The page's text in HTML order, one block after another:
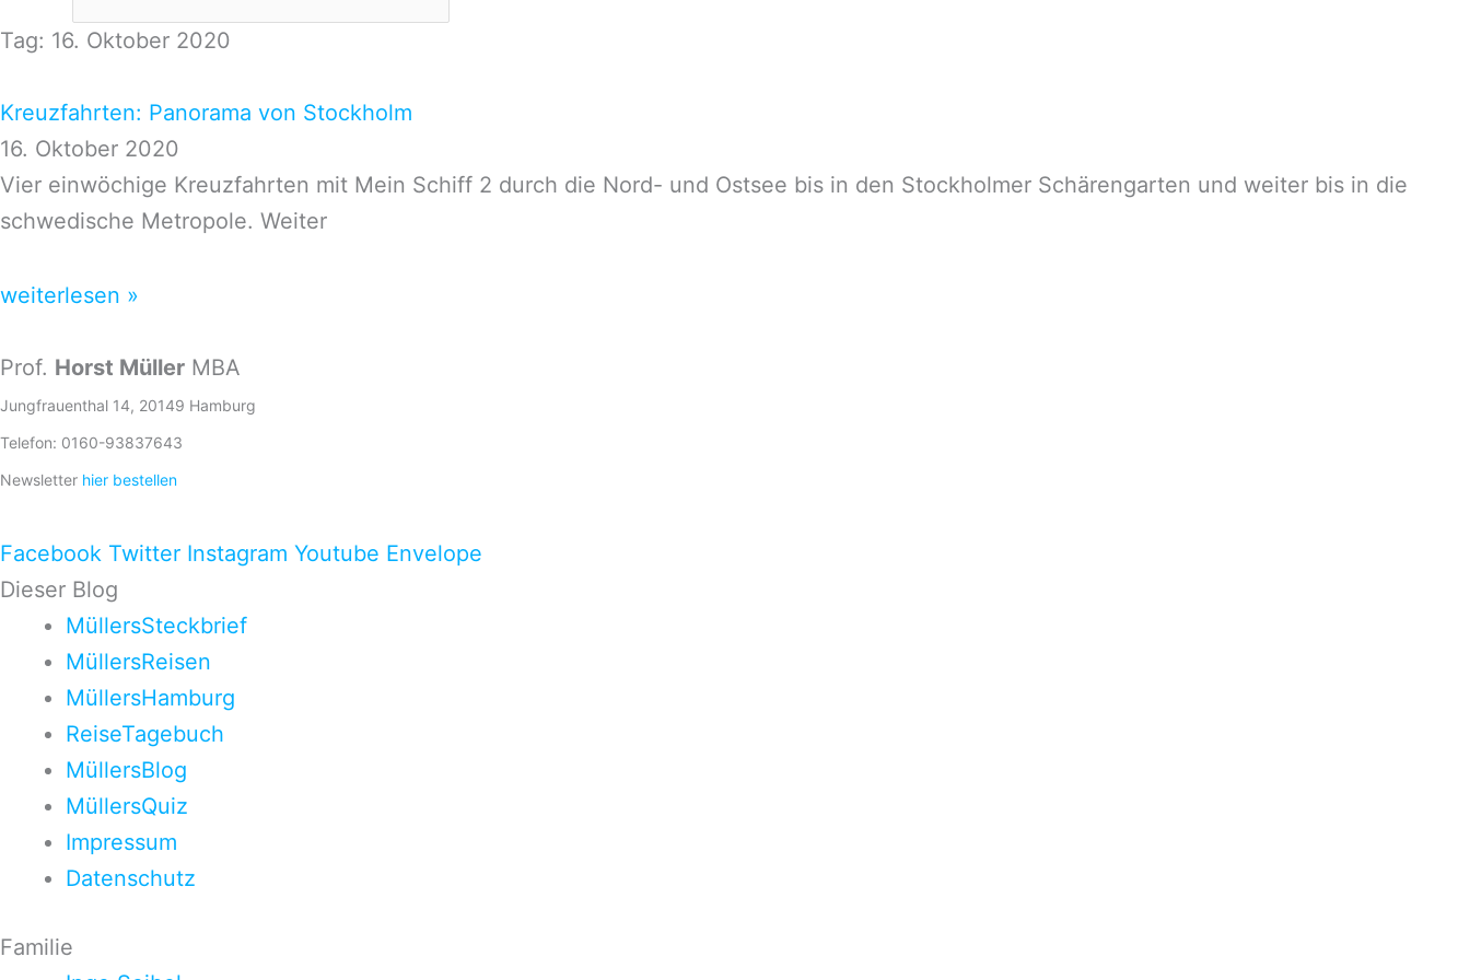
Tag: 16. Oktober 2020
Kreuzfahrten: Panorama von Stockholm
16. Oktober 2020
Vier einwöchige Kreuzfahrten mit Mein Schiff 2 durch die Nord- und Ostsee bis in den Stockholmer Schärengarten und weiter bis in die
schwedische Metropole. Weiter
weiterlesen »
Prof. Horst Müller MBA
Jungfrauenthal 14, 20149 Hamburg
Telefon: 0160-93837643
Newsletter hier bestellen
Facebook Twitter Instagram Youtube Envelope
Dieser Blog
MüllersSteckbrief
MüllersReisen
MüllersHamburg
ReiseTagebuch
MüllersBlog
MüllersQuiz
Impressum
Datenschutz
Familie